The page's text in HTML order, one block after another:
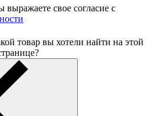
свое согласие с
товар вы хотели найти на этой